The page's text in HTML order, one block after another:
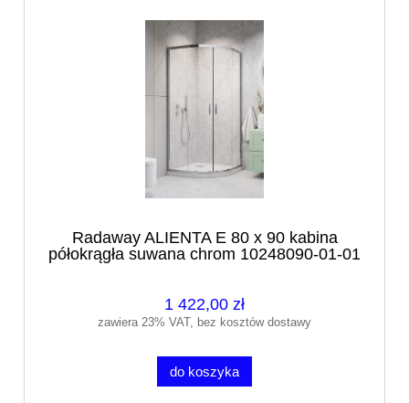
Radaway ALIENTA E 80 x 90 kabina
półokrągła suwana chrom 10248090-01-01
1 422,00 zł
zawiera 23% VAT, bez kosztów dostawy
do koszyka